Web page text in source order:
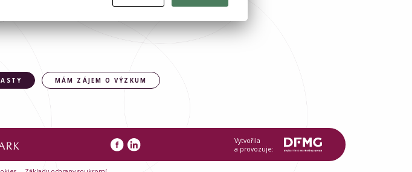
MÁM ZÁJEM O VÝZKUM
Vytvořila
a provozuje: